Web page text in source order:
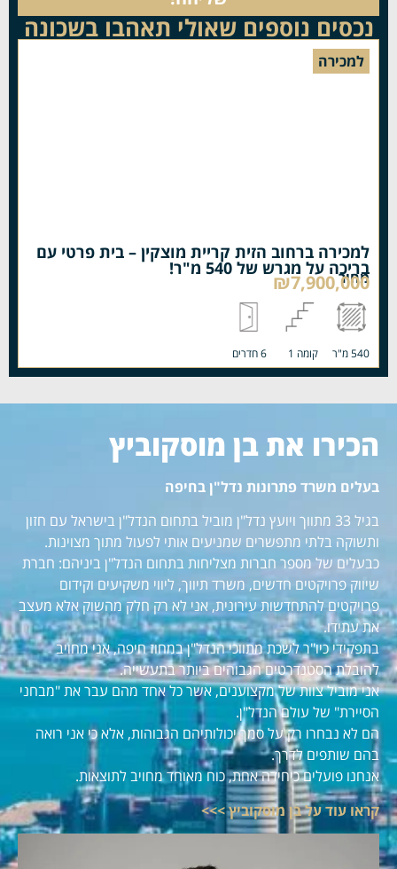
נכסים נוספים שאולי תאהבו בשכונה
למכירה
למכירה ברחוב הזית קריית מוצקין – בית פרטי עם
בריכה על מגרש של 540 מ"ר!
מחיר
₪7,900,000
540 מ"ר קומה 1 6 חדרים
הכירו את בן מוסקוביץ
בעלים משרד פתרונות נדל"ן בחיפה
בגיל 33 מתווך ויועץ נדל"ן מוביל בתחום הנדל"ן בישראל עם חזון
ותשוקה בלתי מתפשרים שמניעים אותי לפעול מתוך מצוינות.
כבעלים של מספר חברות מצליחות בתחום הנדל"ן ביניהם: חברת
שיווק פרויקטים חדשים, משרד תיווך, ליווי משקיעים וקידום
פרויקטים להתחדשות עירונית, אני לא רק חלק מהשוק אלא מעצב
את עתידו.
בתפקידי כיו"ר לשכת מתווכי הנדל"ן במחוז חיפה, אני מחויב
להובלת הסטנדרטים הגבוהים ביותר בתעשייה.
אני מוביל צוות של מקצוענים, אשר כל אחד מהם עבר את "מבחני
הסיירת" של עולם הנדל"ן.
הם לא נבחרו רק על סמך יכולותיהם הגבוהות, אלא כי אני רואה
בהם שותפים לדרך.
אנחנו פועלים כיחידה אחת, כוח מאוחד מחויב לתוצאות.
קראו עוד על בן מוסקוביץ >>>